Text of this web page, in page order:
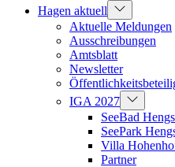
Hagen aktuell
Aktuelle Meldungen
Ausschreibungen
Amtsblatt
Newsletter
IGA 2027
SeeBad
SeePark
Villa
Partner